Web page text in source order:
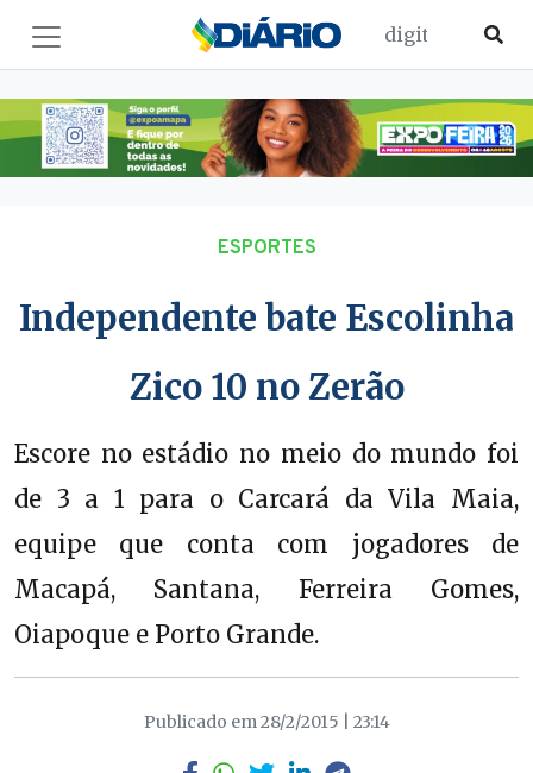
ESPORTES
Independente bate Escolinha
Zico 10 no Zerão
Escore no estádio no meio do mundo foi
de 3 a 1 para o Carcará da Vila Maia,
equipe que conta com jogadores de
Macapá, Santana, Ferreira Gomes,
Oiapoque e Porto Grande.
Publicado em 28/2/2015 | 23:14